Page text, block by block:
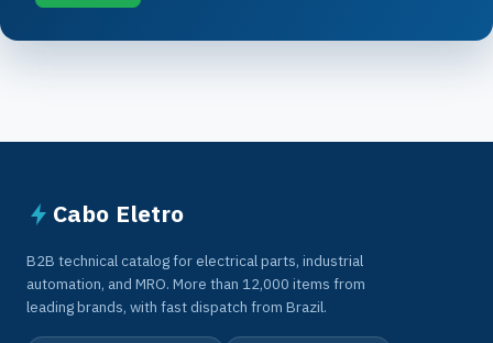
Cabo Eletro
B2B technical catalog for electrical parts, industrial
automation, and MRO. More than 12,000 items from
leading brands, with fast dispatch from Brazil.